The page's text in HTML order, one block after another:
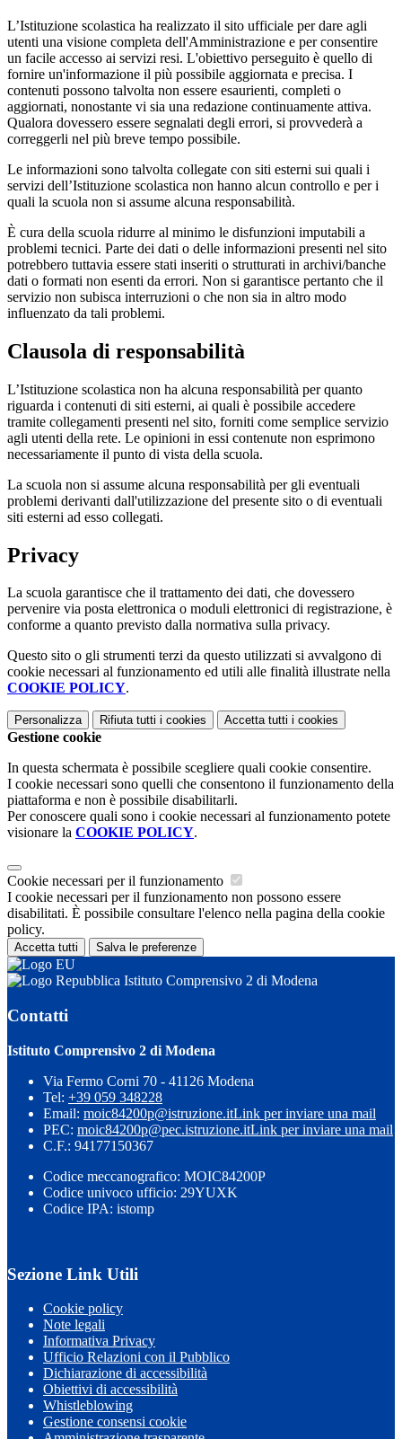
L’Istituzione scolastica ha realizzato il sito ufficiale per dare agli
utenti una visione completa dell'Amministrazione e per consentire
un facile accesso ai servizi resi. L'obiettivo perseguito è quello di
fornire un'informazione il più possibile aggiornata e precisa. I
contenuti possono talvolta non essere esaurienti, completi o
aggiornati, nonostante vi sia una redazione continuamente attiva.
Qualora dovessero essere segnalati degli errori, si provvederà a
correggerli nel più breve tempo possibile.
Le informazioni sono talvolta collegate con siti esterni sui quali i
servizi dell’Istituzione scolastica non hanno alcun controllo e per i
quali la scuola non si assume alcuna responsabilità.
È cura della scuola ridurre al minimo le disfunzioni imputabili a
problemi tecnici. Parte dei dati o delle informazioni presenti nel sito
potrebbero tuttavia essere stati inseriti o strutturati in archivi/banche
dati o formati non esenti da errori. Non si garantisce pertanto che il
servizio non subisca interruzioni o che non sia in altro modo
influenzato da tali problemi.
Clausola di responsabilità
L’Istituzione scolastica non ha alcuna responsabilità per quanto
riguarda i contenuti di siti esterni, ai quali è possibile accedere
tramite collegamenti presenti nel sito, forniti come semplice servizio
agli utenti della rete. Le opinioni in essi contenute non esprimono
necessariamente il punto di vista della scuola.
La scuola non si assume alcuna responsabilità per gli eventuali
problemi derivanti dall'utilizzazione del presente sito o di eventuali
siti esterni ad esso collegati.
Privacy
La scuola garantisce che il trattamento dei dati, che dovessero
pervenire via posta elettronica o moduli elettronici di registrazione, è
conforme a quanto previsto dalla normativa sulla privacy.
Questo sito o gli strumenti terzi da questo utilizzati si avvalgono di
cookie necessari al funzionamento ed utili alle finalità illustrate nella
COOKIE POLICY.
Personalizza Rifiuta tutti i cookies Accetta tutti i cookies
Gestione cookie
In questa schermata è possibile scegliere quali cookie consentire.
I cookie necessari sono quelli che consentono il funzionamento della
piattaforma e non è possibile disabilitarli.
Per conoscere quali sono i cookie necessari al funzionamento potete
visionare la COOKIE POLICY.
Cookie necessari per il funzionamento
I cookie necessari per il funzionamento non possono essere
disabilitati. È possibile consultare l'elenco nella pagina della cookie
policy.
Accetta tutti Salva le preferenze
Istituto Comprensivo 2 di Modena
Contatti
Istituto Comprensivo 2 di Modena
Via Fermo Corni 70 - 41126 Modena
Tel: +39 059 348228
Email: moic84200p@istruzione.itLink per inviare una mail
PEC: moic84200p@pec.istruzione.itLink per inviare una mail
C.F.: 94177150367
Codice meccanografico: MOIC84200P
Codice univoco ufficio: 29YUXK
Codice IPA: istomp
Sezione Link Utili
Cookie policy
Note legali
Informativa Privacy
Ufficio Relazioni con il Pubblico
Dichiarazione di accessibilità
Obiettivi di accessibilità
Whistleblowing
Gestione consensi cookie